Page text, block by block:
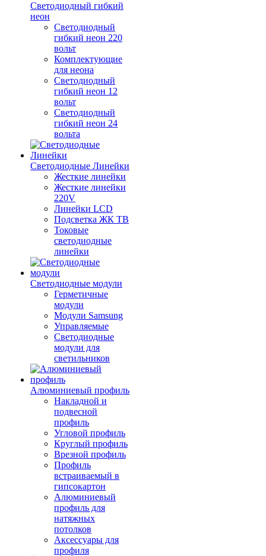
Светодиодный гибкий
неон
Светодиодный
гибкий неон 220
вольт
Комплектующие
для неона
Светодиодный
гибкий неон 12
вольт
Светодиодный
гибкий неон 24
вольта
Светодиодные Линейки
Жесткие линейки
Жесткие линейки
220V
Линейки LCD
Подсветка ЖК ТВ
Токовые
светодиодные
линейки
Светодиодные модули
Герметичные
модули
Модули Samsung
Управляемые
Светодиодные
модули для
светильников
Алюминиевый профиль
Накладной и
подвесной
профиль
Угловой профиль
Круглый профиль
Врезной профиль
Профиль
встраиваемый в
гипсокартон
Алюминиевый
профиль для
натяжных
потолков
Аксессуары для
профиля